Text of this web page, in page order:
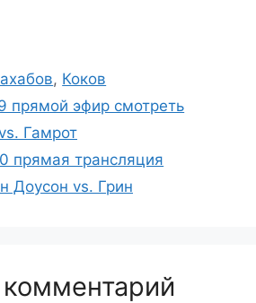
, Коков
прямой эфир смотреть
Гамрот
прямая трансляция
Доусон vs. Грин
комментарий